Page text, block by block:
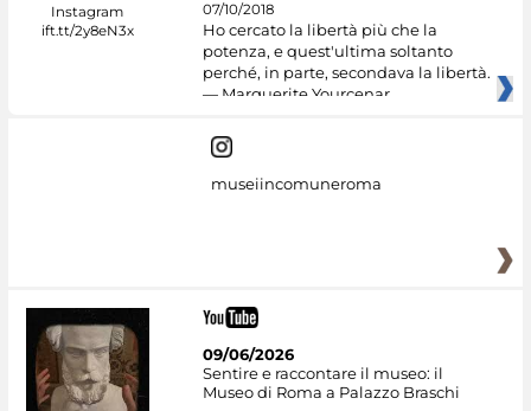
07/10/2018
Ho cercato la libertà più che la
potenza, e quest'ultima soltanto
perché, in parte, secondava la libertà.
— Marguerite Yourcenar
museiincomuneroma
09/06/2026
Sentire e raccontare il museo: il
Museo di Roma a Palazzo Braschi